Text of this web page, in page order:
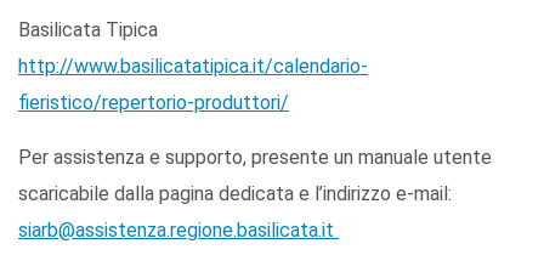
Basilicata Tipica
http://www.basilicatatipica.it/calendario-
fieristico/repertorio-produttori/
Per assistenza e supporto, presente un manuale utente
scaricabile dalla pagina dedicata e l’indirizzo e-mail:
siarb@assistenza.regione.basilicata.it